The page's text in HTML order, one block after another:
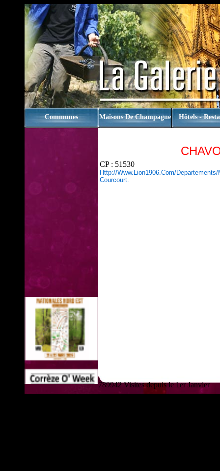
Communes Maisons De Champagne Hôtels -
CP : 51530
Http://www.lion1906.com/departements/
Courcourt.
789942 Visites depuis le 1er Janvier